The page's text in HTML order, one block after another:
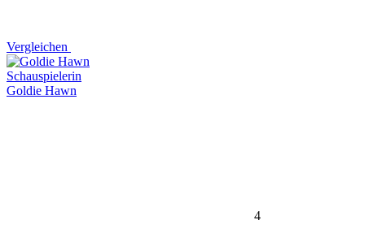
Vergleichen
Schauspielerin
Goldie Hawn
4